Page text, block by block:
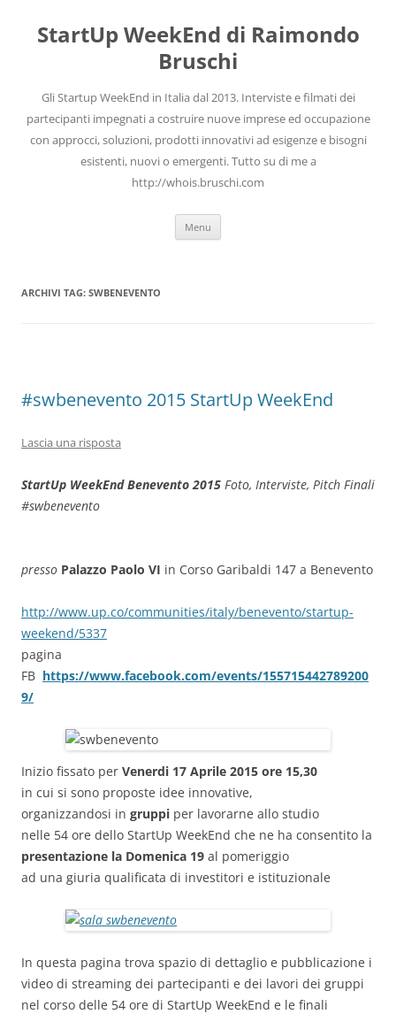
contenuto
StartUp WeekEnd di Raimondo
Bruschi
Gli Startup WeekEnd in Italia dal 2013. Interviste e filmati dei
partecipanti impegnati a costruire nuove imprese ed occupazione
con approcci, soluzioni, prodotti innovativi ad esigenze e bisogni
esistenti, nuovi o emergenti. Tutto su di me a
http://whois.bruschi.com
Menu
ARCHIVI TAG: SWBENEVENTO
#swbenevento 2015 StartUp WeekEnd
Lascia una risposta
StartUp WeekEnd Benevento 2015 Foto, Interviste, Pitch Finali
#swbenevento
presso Palazzo Paolo VI in Corso Garibaldi 147 a Benevento
http://www.up.co/communities/italy/benevento/startup-
weekend/5337
pagina
FB https://www.facebook.com/events/155715442789200
9/
Inizio fissato per Venerdi 17 Aprile 2015 ore 15,30
in cui si sono proposte idee innovative,
organizzandosi in gruppi per lavorarne allo studio
nelle 54 ore dello StartUp WeekEnd che ne ha consentito la
presentazione la Domenica 19 al pomeriggio
ad una giuria qualificata di investitori e istituzionale
In questa pagina trova spazio di dettaglio e pubblicazione i
video di streaming dei partecipanti e dei lavori dei gruppi
nel corso delle 54 ore di StartUp WeekEnd e le finali